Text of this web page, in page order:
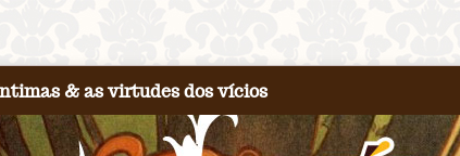
& as virtudes dos vícios